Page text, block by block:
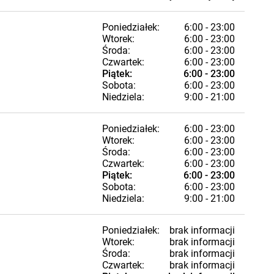
Poniedziałek:
6:00 - 23:00
Wtorek:
6:00 - 23:00
Środa:
6:00 - 23:00
Czwartek:
6:00 - 23:00
Piątek:
6:00 - 23:00
Sobota:
6:00 - 23:00
Niedziela:
9:00 - 21:00
Poniedziałek:
6:00 - 23:00
Wtorek:
6:00 - 23:00
Środa:
6:00 - 23:00
Czwartek:
6:00 - 23:00
Piątek:
6:00 - 23:00
Sobota:
6:00 - 23:00
Niedziela:
9:00 - 21:00
Poniedziałek:
brak informacji
Wtorek:
brak informacji
Środa:
brak informacji
Czwartek:
brak informacji